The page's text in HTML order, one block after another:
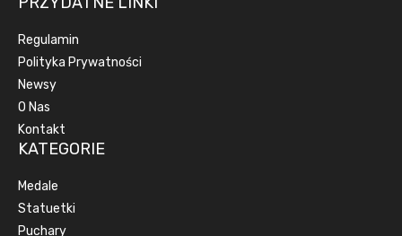
Regulamin
Polityka Prywatności
Newsy
O Nas
Kontakt
KATEGORIE
Medale
Statuetki
Puchary